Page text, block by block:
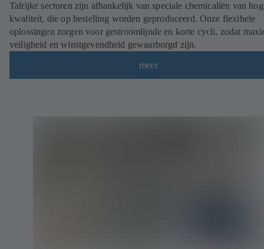
Talrijke sectoren zijn afhankelijk van speciale chemicaliën van
kwaliteit, die op bestelling worden geproduceerd. Onze flexibele
oplossingen zorgen voor gestroomlijnde en korte cycli, zodat
veiligheid en winstgevendheid gewaarborgd zijn.
meer